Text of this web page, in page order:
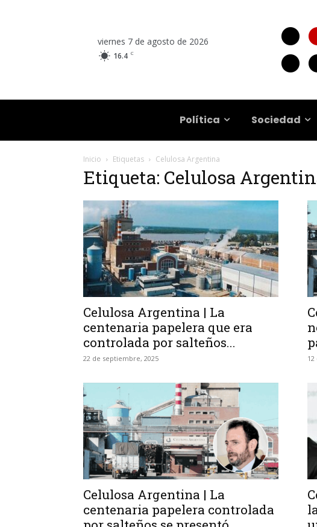
viernes 7 de agosto de 2026
16.4 C
Política Sociedad
Inicio Etiquetas Celulosa Argentina
Etiqueta: Celulosa
Celulosa Argentina | La
centenaria papelera que era
controlada por salteños...
22 de septiembre, 2025
Celulosa Argentina | La
centenaria papelera controlada